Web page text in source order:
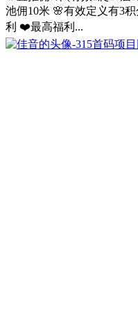
池佣10米 🌸有效定义有3
利 ❤️最高福利...